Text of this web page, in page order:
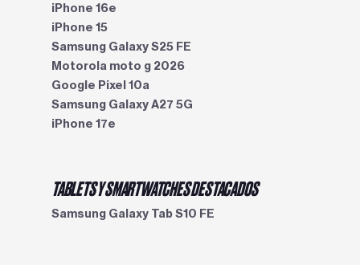
iPhone 16e
iPhone 15
Samsung Galaxy S25 FE
Motorola moto g 2026
Google Pixel 10a
Samsung Galaxy A27 5G
iPhone 17e
TABLETS Y SMARTWATCHES DESTACADOS
Samsung Galaxy Tab S10 FE